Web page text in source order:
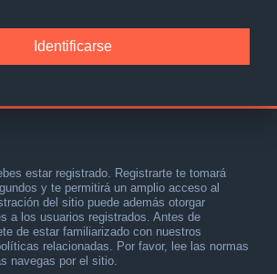
estar registrado. Registrarte te tomará
y te permitirá un amplio acceso al
del sitio puede además otorgar
a los usuarios registrados. Antes de
de estar familiarizado con nuestros
relacionadas. Por favor, lee las normas
navegas por el sitio.